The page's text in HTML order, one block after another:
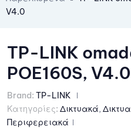
V4.0
TP-LINK
POE160S, V4.0
Brand: TP-LINK
Κατηγορίες: Δικτυακά,
Περιφερειακά